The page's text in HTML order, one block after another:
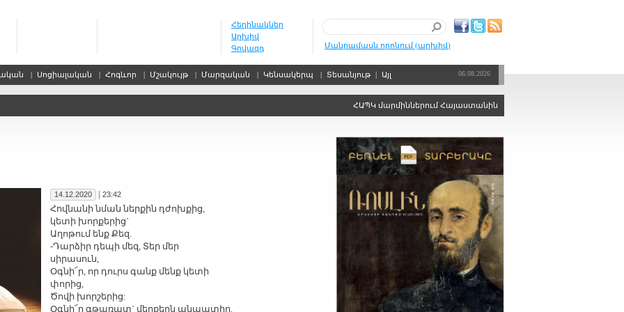
Հեղինակներ
Արխիվ
Գովազդ
Մանրամասն որոնում (արխիվ)
| Սոցիալական | Հոգևոր | Մշակույթ | Մարզական | Կենսակերպ | Տեսանյութ | Այլ 06.08.2026
ՀԱՊԿ մարմիններում Հայաստանին ձայնի իրավունքից զրկելու
14.12.2020 | 23:42
Հով­նա­նի նման ներ­քին դժոխ­քից,
կե­տի խոր­քե­րից`
Ա­ղո­թում ենք Քեզ.
-Դար­ձիր դե­պի մեզ, Տեր մեր
սի­րա­սուն,
Օգ­նի՜ր, որ դուրս գանք մենք կե­տի
փո­րից,
Ծո­վի խոր­շե­րից:
Օգ­նի՜ր գթա­ռատ` մեղ­քերն ան­պա­տիր.